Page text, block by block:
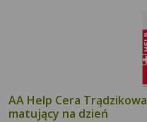
AA Help Cera
matujący na dzień